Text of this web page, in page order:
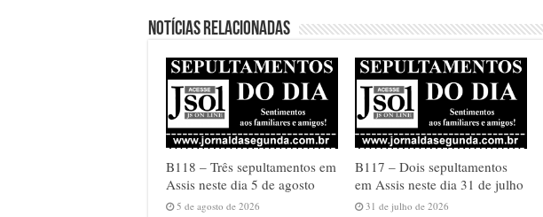
Notícias relacionadas
B118 – Três sepultamentos em
Assis neste dia 5 de agosto
5 de agosto de 2026
B117 – Dois sepultamentos
em Assis neste dia 31 de julho
31 de julho de 2026